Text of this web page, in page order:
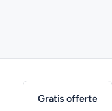
Gratis offerte